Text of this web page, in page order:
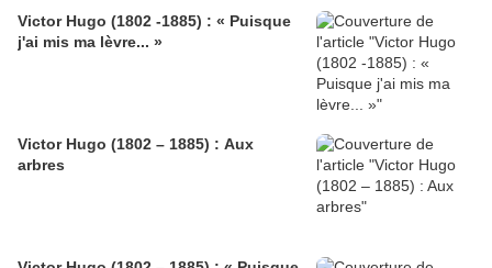
Victor Hugo (1802 -1885) : « Puisque
j'ai mis ma lèvre... »
Victor Hugo (1802 – 1885) : Aux
arbres